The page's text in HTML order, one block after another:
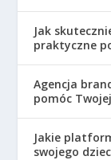
Jak
praktyczne
Agencja
pomóc
Jakie
swojego